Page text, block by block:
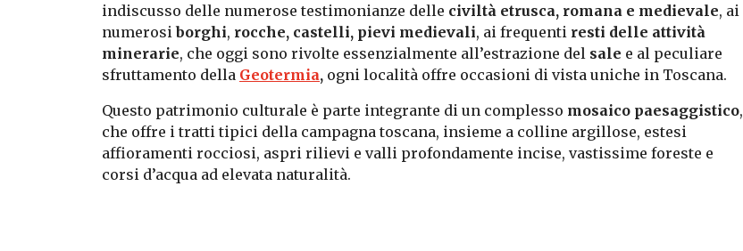
indiscusso delle numerose testimonianze delle civiltà etrusca, romana e medievale, ai
numerosiborghi, rocche, castelli, pievi medievali, ai frequenti resti delle attività
minerarie, che oggi sono rivolte essenzialmente all’estrazione del sale e al peculiare
sfruttamento della Geotermia, ogni località offre occasioni di vista uniche in Toscana.
Questo patrimonio culturale è parte integrante di un complesso mosaico paesaggistico,
che offre i tratti tipici della campagna toscana, insieme a colline argillose, estesi
affioramenti rocciosi, aspri rilievi e valli profondamente incise, vastissime foreste e
corsi d’acqua ad elevata naturalità.